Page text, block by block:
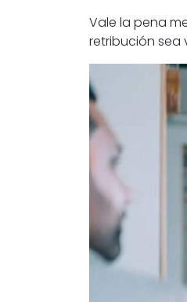
Vale la pena
retribución sea